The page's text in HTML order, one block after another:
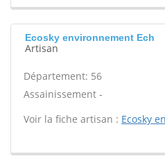
Ecosky environnement Ech
Artisan
Département: 56
Assainissement -
Voir la fiche artisan : Ecosky